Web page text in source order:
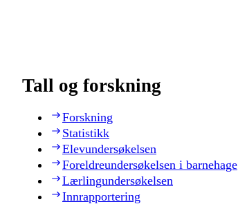
Tall og forskning
Forskning
Statistikk
Elevundersøkelsen
Foreldreundersøkelsen i barnehage
Lærlingundersøkelsen
Innrapportering